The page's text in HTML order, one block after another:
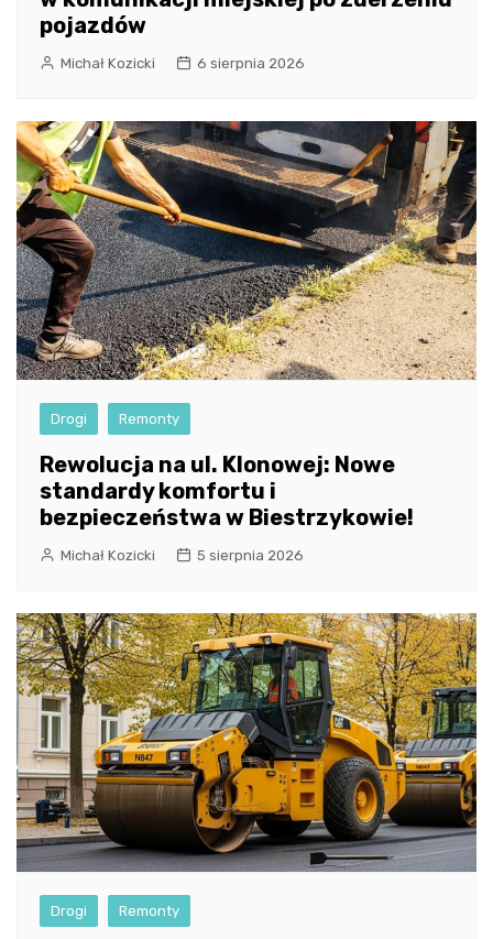
pojazdów
Michał Kozicki 6 sierpnia 2026
Drogi Remonty
Rewolucja na ul. Klonowej: Nowe
standardy komfortu i
bezpieczeństwa w Biestrzykowie!
Michał Kozicki 5 sierpnia 2026
Drogi Remonty